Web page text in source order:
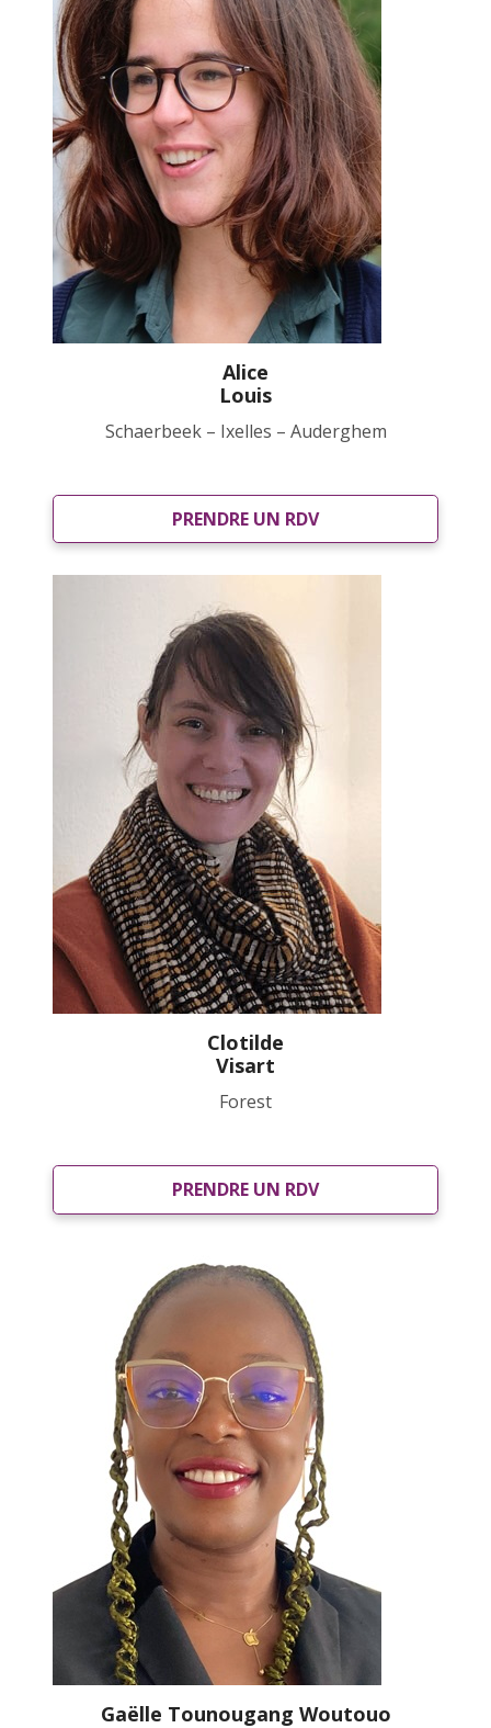
Alice
Louis
Schaerbeek – Ixelles – Auderghem
PRENDRE UN RDV
Clotilde
Visart
Forest
PRENDRE UN RDV
Gaëlle Tounougang Woutouo